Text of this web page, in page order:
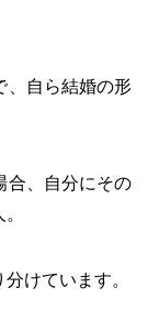
、自ら結婚の形
合、自分にその
けています。